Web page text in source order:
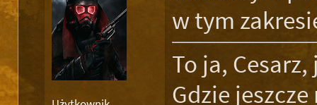
w tym
To ja,
Gdzie